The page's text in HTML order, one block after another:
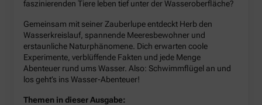
faszinierenden Tiere leben tief unter der Wasseroberfläche?
Gemeinsam mit seiner Zauberlupe entdeckt Herb den
Wasserkreislauf, spannende Meeresbewohner und
erstaunliche Naturphänomene. Dich erwarten coole
Experimente, verblüffende Fakten und jede Menge
Abenteuer rund ums Wasser. Also: Schwimmflügel an und
los geht’s ins Wasser-Abenteuer!
Themen in dieser Ausgabe: